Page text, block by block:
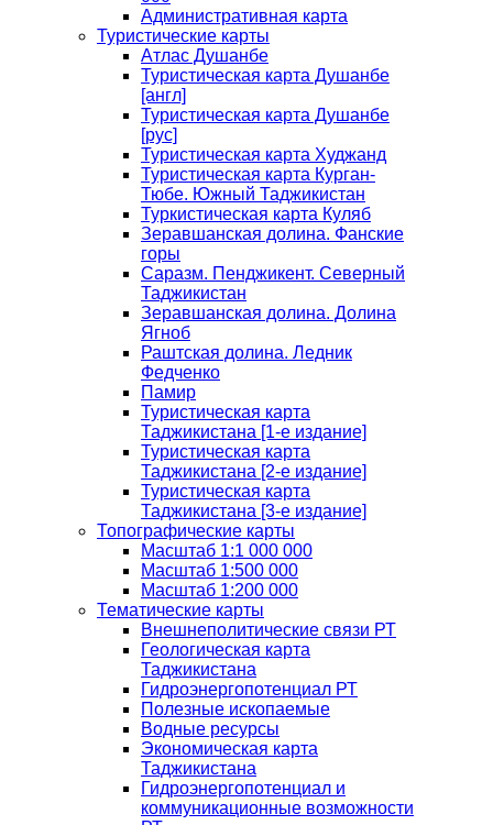
Административная карта
Туристические карты
Атлас Душанбе
Туристическая карта Душанбе
[англ]
Туристическая карта Душанбе
[рус]
Туристическая карта Худжанд
Туристическая карта Курган-
Тюбе. Южный Таджикистан
Туркистическая карта Куляб
Зеравшанская долина. Фанские
горы
Саразм. Пенджикент. Северный
Таджикистан
Зеравшанская долина. Долина
Ягноб
Раштская долина. Ледник
Федченко
Памир
Туристическая карта
Таджикистана [1-е издание]
Туристическая карта
Таджикистана [2-е издание]
Туристическая карта
Таджикистана [3-е издание]
Топографические карты
Масштаб 1:1 000 000
Масштаб 1:500 000
Масштаб 1:200 000
Тематические карты
Внешнеполитические связи РТ
Геологическая карта
Таджикистана
Гидроэнергопотенциал РТ
Полезные ископаемые
Водные ресурсы
Экономическая карта
Таджикистана
Гидроэнергопотенциал и
коммуникационные возможности